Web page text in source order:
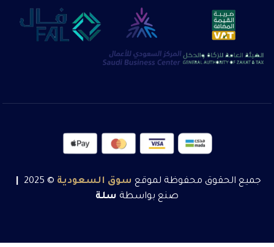
جميع الحقوق محفوظة لموقع سوق السعودية © 2025
صنع بواسطة سلة